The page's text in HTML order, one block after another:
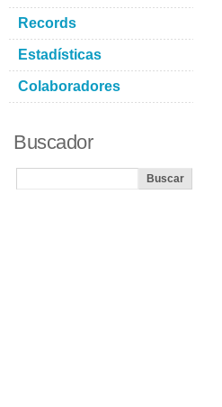
Records
Estadísticas
Colaboradores
Buscador